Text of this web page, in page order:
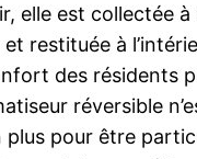
elle est collectée à
restituée à
des résidents
réversible
plus pour être